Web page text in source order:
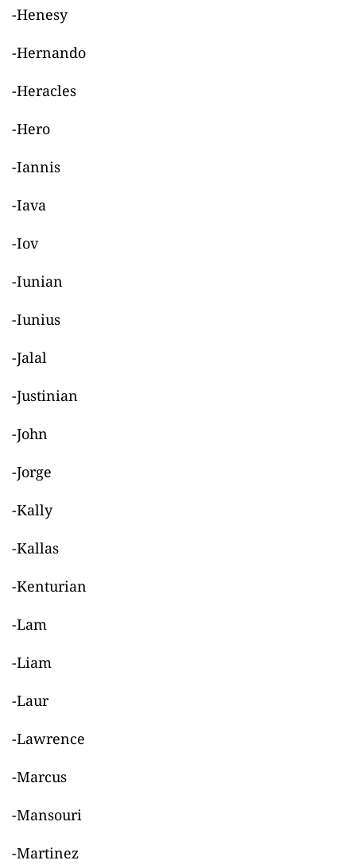
-Henesy
-Hernando
-Heracles
-Hero
-Iannis
-Iava
-Iov
-Iunian
-Iunius
-Jalal
-Justinian
-John
-Jorge
-Kally
-Kallas
-Kenturian
-Lam
-Liam
-Laur
-Lawrence
-Marcus
-Mansouri
-Martinez